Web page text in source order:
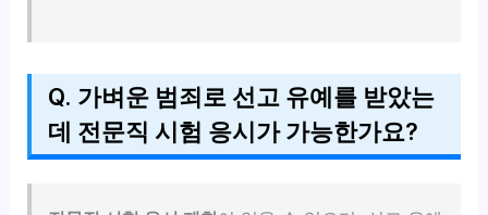
Q. 가벼운 범죄로 선고 유예를 받았는
데 전문직 시험 응시가 가능한가요?